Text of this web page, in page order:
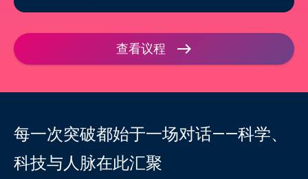
查看议程
每一次突破都始于一场对话——科学、
科技与人脉在此汇聚